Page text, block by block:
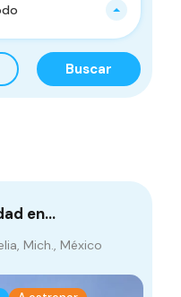
Buscar
en…
Mich., México